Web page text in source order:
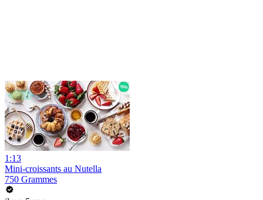
1:13
Mini-croissants au Nutella
750 Grammes